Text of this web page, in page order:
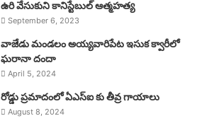
ఉరి వేసుకుని కానిస్టేబుల్ ఆత్మహత్య
September 6, 2023
వాజేడు మండలం అయ్యవారిపేట ఇసుక క్వారీలో
ఘరానా దందా
April 5, 2024
రోడ్డు ప్రమాదంలో ఏఎస్ఐ కు తీవ్ర గాయాలు
August 8, 2024